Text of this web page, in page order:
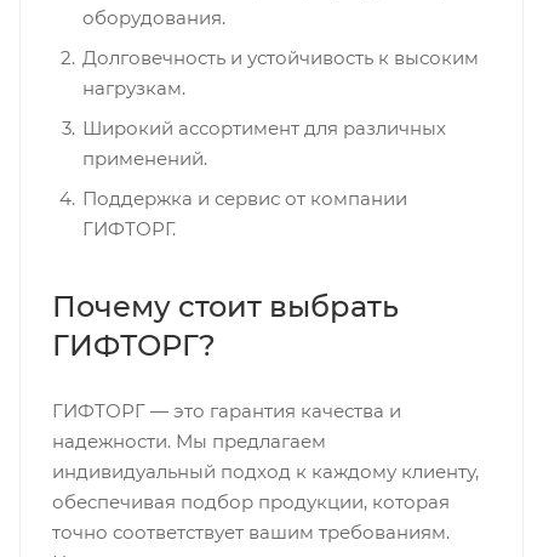
оборудования.
Долговечность и устойчивость к высоким
нагрузкам.
Широкий ассортимент для различных
применений.
Поддержка и сервис от компании
ГИФТОРГ.
Почему стоит выбрать
ГИФТОРГ?
ГИФТОРГ — это гарантия качества и
надежности. Мы предлагаем
индивидуальный подход к каждому клиенту,
обеспечивая подбор продукции, которая
точно соответствует вашим требованиям.